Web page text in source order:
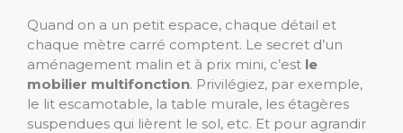
Quand on a un petit espace, chaque détail et
chaque mètre carré comptent. Le secret d’un
aménagement malin et à prix mini, c’est le
mobilier multifonction. Privilégiez, par exemple,
le lit escamotable, la table murale, les étagères
suspendues qui lièrent le sol, etc. Et pour agrandir